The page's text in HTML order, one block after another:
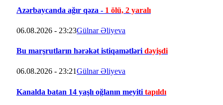
Azərbaycanda ağır qəza - 1 ölü, 2 yaralı
06.08.2026 - 23:23Gülnar Əliyeva
Bu marşrutların hərəkət istiqamətləri dəyişdi
06.08.2026 - 23:21Gülnar Əliyeva
Kanalda batan 14 yaşlı oğlanın meyiti tapıldı